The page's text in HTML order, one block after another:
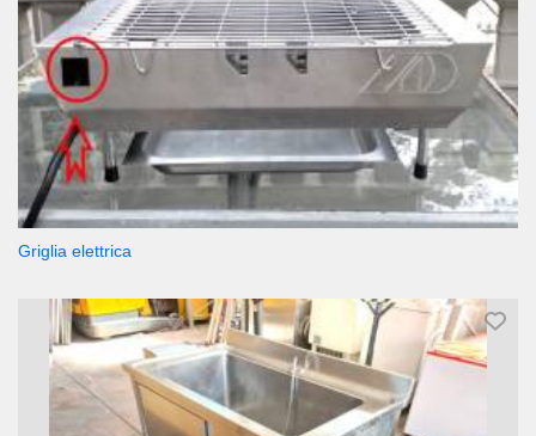
Griglia elettrica